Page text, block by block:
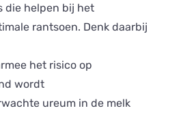
die helpen bij het
rantsoen. Denk daarbij
het risico op
wordt
ureum in de melk